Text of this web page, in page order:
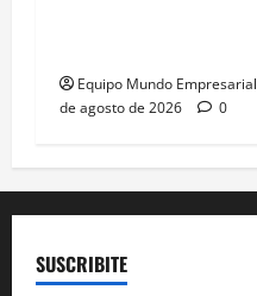
Equipo Mundo Empresarial
de agosto de 2026
0
SUSCRIBITE